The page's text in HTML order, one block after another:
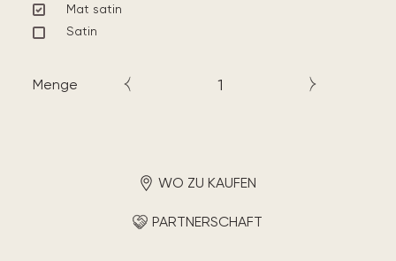
Mat satin
Satin
Menge
WO ZU KAUFEN
PARTNERSCHAFT